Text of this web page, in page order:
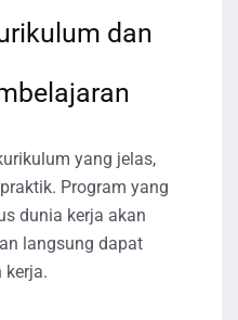
dan
yang jelas,
Program yang
dunia kerja akan
langsung dapat
kerja.